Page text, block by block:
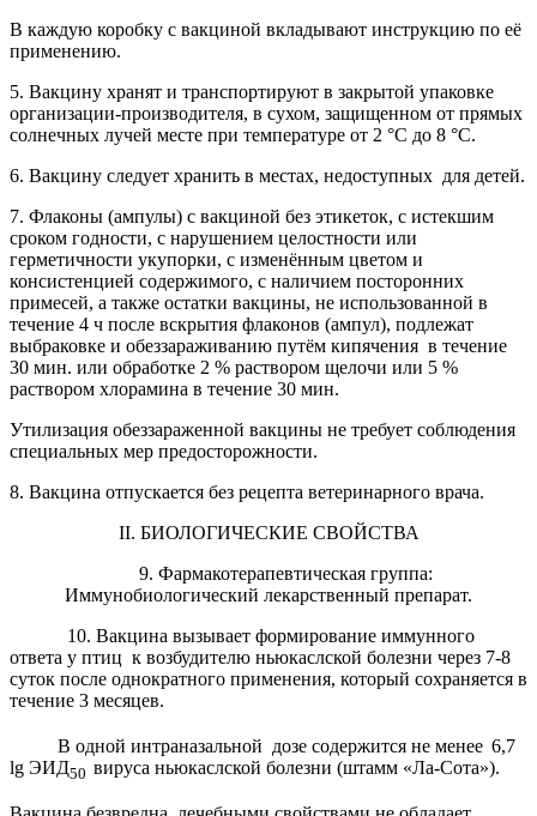
В каждую коробку с вакциной вкладывают инструкцию по её
применению.
5. Вакцину хранят и транспортируют в закрытой упаковке
организации-производителя, в сухом, защищенном от прямых
солнечных лучей месте при температуре от 2 °С до 8 °С.
6. Вакцину следует хранить в местах, недоступных для детей.
7. Флаконы (ампулы) с вакциной без этикеток, с истекшим
сроком годности, с нарушением целостности или
герметичности укупорки, с изменённым цветом и
консистенцией содержимого, с наличием посторонних
примесей, а также остатки вакцины, не использованной в
течение 4 ч после вскрытия флаконов (ампул), подлежат
выбраковке и обеззараживанию путём кипячения в течение
30 мин. или обработке 2 % раствором щелочи или 5 %
раствором хлорамина в течение 30 мин.
Утилизация обеззараженной вакцины не требует соблюдения
специальных мер предосторожности.
8. Вакцина отпускается без рецепта ветеринарного врача.
II. БИОЛОГИЧЕСКИЕ СВОЙСТВА
9. Фармакотерапевтическая группа:
Иммунобиологический лекарственный препарат.
10. Вакцина вызывает формирование иммунного
ответа у птиц к возбудителю ньюкаслской болезни через 7-8
суток после однократного применения, который сохраняется в
течение 3 месяцев.
В одной интраназальной дозе содержится не менее 6,7
lg ЭИД50 вируса ньюкаслской болезни (штамм «Ла-Сота»).